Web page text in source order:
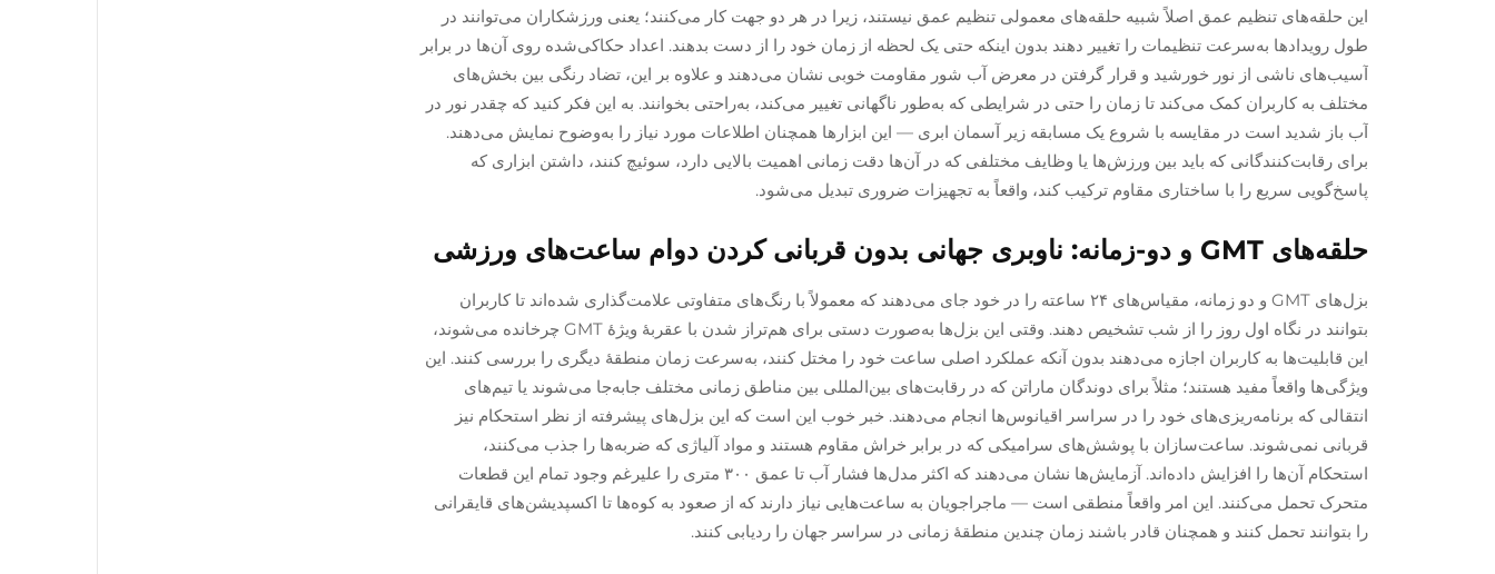
این حلقه‌های تنظیم عمق اصلاً شبیه حلقه‌های معمولی تنظیم عمق نیستند، زیرا در هر دو جهت کار می‌کنند؛ یعنی ورزشکاران می‌توانند در
طول رویدادها به‌سرعت تنظیمات را تغییر دهند بدون اینکه حتی یک لحظه از زمان خود را از دست بدهند. اعداد حکاکی‌شده روی آن‌ها در برابر
آسیب‌های ناشی از نور خورشید و قرار گرفتن در معرض آب شور مقاومت خوبی نشان می‌دهند و علاوه بر این، تضاد رنگی بین بخش‌های
مختلف به کاربران کمک می‌کند تا زمان را حتی در شرایطی که به‌طور ناگهانی تغییر می‌کند، به‌راحتی بخوانند. به این فکر کنید که چقدر نور در
آب باز شدید است در مقایسه با شروع یک مسابقه زیر آسمان ابری — این ابزارها همچنان اطلاعات مورد نیاز را به‌وضوح نمایش می‌دهند.
برای رقابت‌کنندگانی که باید بین ورزش‌ها یا وظایف مختلفی که در آن‌ها دقت زمانی اهمیت بالایی دارد، سوئیچ کنند، داشتن ابزاری که
پاسخ‌گویی سریع را با ساختاری مقاوم ترکیب کند، واقعاً به تجهیزات ضروری تبدیل می‌شود.
حلقه‌های GMT و دو-زمانه: ناوبری جهانی بدون قربانی کردن دوام ساعت‌های ورزشی
بزل‌های GMT و دو زمانه، مقیاس‌های ۲۴ ساعته را در خود جای می‌دهند که معمولاً با رنگ‌های متفاوتی علامت‌گذاری شده‌اند تا کاربران
بتوانند در نگاه اول روز را از شب تشخیص دهند. وقتی این بزل‌ها به‌صورت دستی برای هم‌تراز شدن با عقربهٔ ویژهٔ GMT چرخانده می‌شوند،
این قابلیت‌ها به کاربران اجازه می‌دهند بدون آنکه عملکرد اصلی ساعت خود را مختل کنند، به‌سرعت زمان منطقهٔ دیگری را بررسی کنند. این
ویژگی‌ها واقعاً مفید هستند؛ مثلاً برای دوندگان ماراتن که در رقابت‌های بین‌المللی بین مناطق زمانی مختلف جابه‌جا می‌شوند یا تیم‌های
انتقالی که برنامه‌ریزی‌های خود را در سراسر اقیانوس‌ها انجام می‌دهند. خبر خوب این است که این بزل‌های پیشرفته از نظر استحکام نیز
قربانی نمی‌شوند. ساعت‌سازان با پوشش‌های سرامیکی که در برابر خراش مقاوم هستند و مواد آلیاژی که ضربه‌ها را جذب می‌کنند،
استحکام آن‌ها را افزایش داده‌اند. آزمایش‌ها نشان می‌دهند که اکثر مدل‌ها فشار آب تا عمق ۳۰۰ متری را علیرغم وجود تمام این قطعات
متحرک تحمل می‌کنند. این امر واقعاً منطقی است — ماجراجویان به ساعت‌هایی نیاز دارند که از صعود به کوه‌ها تا اکسپدیشن‌های قایقرانی
را بتوانند تحمل کنند و همچنان قادر باشند زمان چندین منطقهٔ زمانی در سراسر جهان را ردیابی کنند.